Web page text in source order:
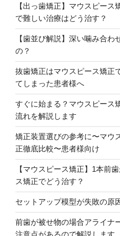
【出っ歯矯正】マウスピー
で難しい治療はどう治す？
【歯並び解説】深い噛み合わ
の？
抜歯矯正はマウスピース矯正
てしまった患者様へ
すぐに始まる？マウスピース
流れを解説します
矯正装置選びの参考に〜マウ
正徹底比較〜患者様向け
【マウスピース矯正】1本前
ス矯正でどう治す？
セットアップ模型が失敗の原
前歯が被せ物の場合アライナ